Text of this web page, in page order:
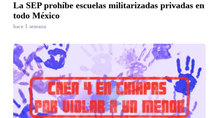
La SEP prohíbe escuelas militarizadas privadas en
todo México
hace 1 semana